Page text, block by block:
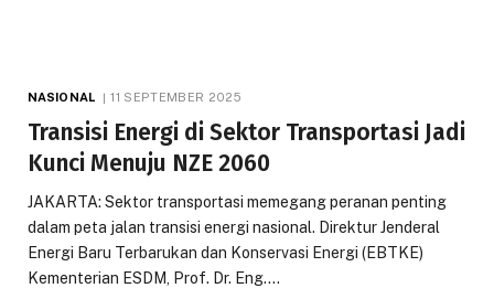
NASIONAL 11 SEPTEMBER 2025
Transisi Energi di Sektor Transportasi Jadi
Kunci Menuju NZE 2060
JAKARTA: Sektor transportasi memegang peranan penting
dalam peta jalan transisi energi nasional. Direktur Jenderal
Energi Baru Terbarukan dan Konservasi Energi (EBTKE)
Kementerian ESDM, Prof. Dr. Eng.…